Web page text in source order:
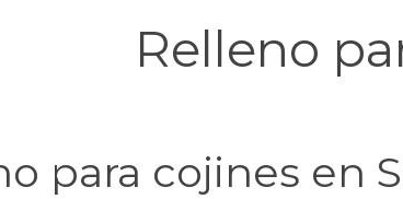
Relleno
para cojines en